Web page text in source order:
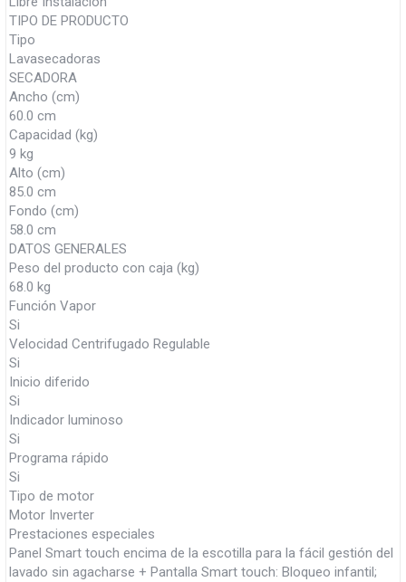
TIPO DE PRODUCTO
Tipo
Lavasecadoras
SECADORA
Ancho (cm)
60.0 cm
Capacidad (kg)
9 kg
Alto (cm)
85.0 cm
Fondo (cm)
58.0 cm
DATOS GENERALES
Peso del producto con caja (kg)
68.0 kg
Función Vapor
Si
Velocidad Centrifugado Regulable
Si
Inicio diferido
Si
Indicador luminoso
Si
Programa rápido
Si
Tipo de motor
Motor Inverter
Prestaciones especiales
Panel Smart touch encima de la escotilla para la fácil gestión del
lavado sin agacharse + Pantalla Smart touch: Bloqueo infantil;